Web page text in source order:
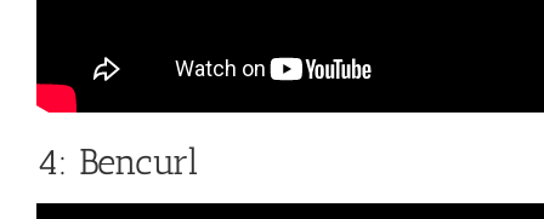
4: Bencurl